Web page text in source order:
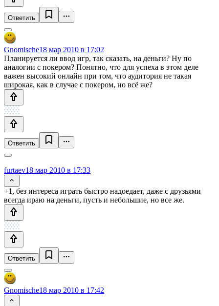
Ответить
Gnomische18 мар 2010 в 17:02
Планируется ли ввод игр, так сказать, на деньги? Ну по
аналогии с покером? Понятно, что для успеха в этом деле
важен высокий онлайн при том, что аудитория не такая
широкая, как в случае с покером, но всё же?
Ответить
furtaev18 мар 2010 в 17:33
+1, без интереса играть быстро надоедает, даже с друзьями
всегда ираю на деньги, пусть и небольшие, но все же.
Ответить
Gnomische18 мар 2010 в 17:42